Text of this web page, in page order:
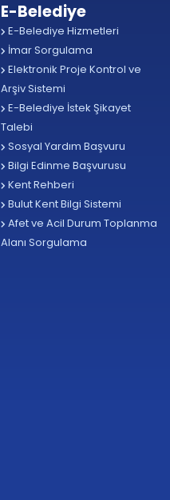
E-Belediye
E-Belediye Hizmetleri
İmar Sorgulama
Elektronik Proje Kontrol ve
Arşiv Sistemi
E-Belediye İstek Şikayet
Talebi
Sosyal Yardım Başvuru
Bilgi Edinme Başvurusu
Kent Rehberi
Bulut Kent Bilgi Sistemi
Afet ve Acil Durum Toplanma
Alanı Sorgulama